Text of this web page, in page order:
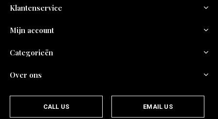
Klantenservice
Mijn account
Categorieën
Over ons
CALL US EMAIL US